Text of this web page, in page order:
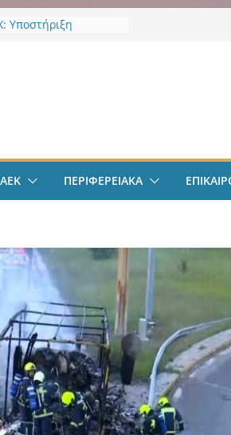
Υποστήριξη
στην ΑΕΚ”
& web
υποδοχή
ΠΕΡΙΦΕΡΕΙΑΚΑ